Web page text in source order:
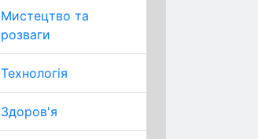
Мистецтво та
розваги
Технологія
Здоров'я